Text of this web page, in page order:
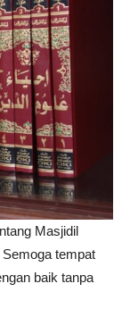
Masjidil
tempat
baik tanpa